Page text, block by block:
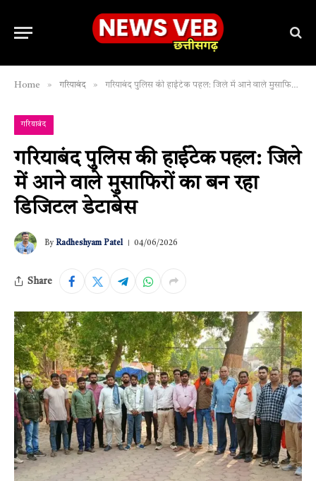
Home » गरियाबंद » गरियाबंद पुलिस की हाईटेक पहल: जिले में आने वाले मुसाफिरों का बन रहा डिजिटल डेटाबेस
गरियाबंद
गरियाबंद पुलिस की हाईटेक पहल: जिले
में आने वाले मुसाफिरों का बन रहा
डिजिटल डेटाबेस
By Radheshyam Patel 04/06/2026
Share